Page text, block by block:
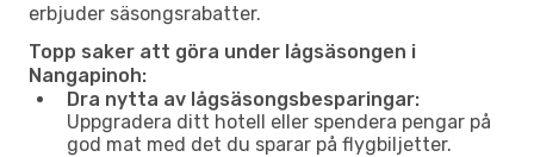
erbjuder säsongsrabatter.
Topp saker att göra under lågsäsongen i
Nangapinoh:
Dra nytta av lågsäsongsbesparingar:
Uppgradera ditt hotell eller spendera pengar på
god mat med det du sparar på flygbiljetter.